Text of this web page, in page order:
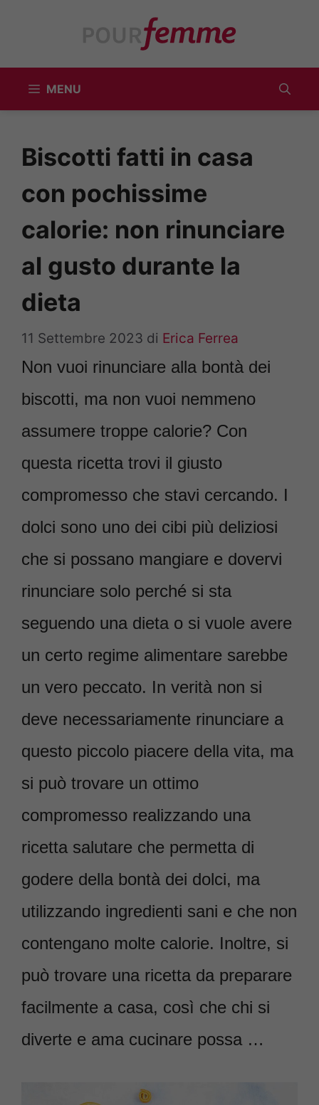
MENU
Biscotti fatti in casa
con pochissime
calorie: non rinunciare
al gusto durante la
dieta
11 Settembre 2023 di Erica Ferrea
Non vuoi rinunciare alla bontà dei
biscotti, ma non vuoi nemmeno
assumere troppe calorie? Con
questa ricetta trovi il giusto
compromesso che stavi cercando. I
dolci sono uno dei cibi più deliziosi
che si possano mangiare e dovervi
rinunciare solo perché si sta
seguendo una dieta o si vuole avere
un certo regime alimentare sarebbe
un vero peccato. In verità non si
deve necessariamente rinunciare a
questo piccolo piacere della vita, ma
si può trovare un ottimo
compromesso realizzando una
ricetta salutare che permetta di
godere della bontà dei dolci, ma
utilizzando ingredienti sani e che non
contengano molte calorie. Inoltre, si
può trovare una ricetta da preparare
facilmente a casa, così che chi si
diverte e ama cucinare possa …